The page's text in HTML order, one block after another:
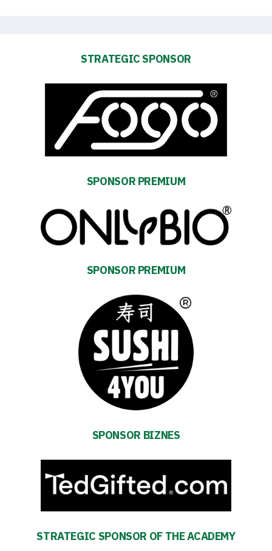
Table
schedule
Tickets
STRATEGIC SPONSOR
SPONSOR PREMIUM
SPONSOR PREMIUM
SPONSOR BIZNES
STRATEGIC SPONSOR OF THE ACADEMY